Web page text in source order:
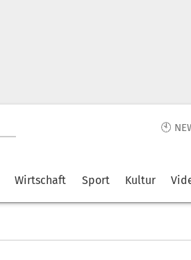
🕙
Wirtschaft Sport Kultur